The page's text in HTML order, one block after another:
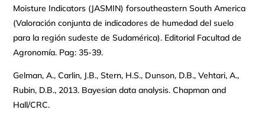
Moisture Indicators (JASMIN) forsoutheastern South America
(Valoración conjunta de indicadores de humedad del suelo
para la región sudeste de Sudamérica). Editorial Facultad de
Agronomía. Pag: 35-39.
Gelman, A., Carlin, J.B., Stern, H.S., Dunson, D.B., Vehtari, A.,
Rubin, D.B., 2013. Bayesian data analysis. Chapman and
Hall/CRC.